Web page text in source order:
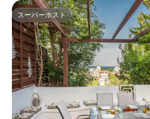
スーパーホスト
スーパーホスト